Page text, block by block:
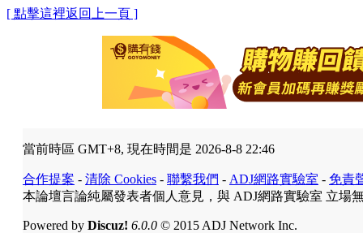
[ 點擊這裡返回上一頁 ]
當前時區 GMT+8, 現在時間是 2026-8-8 22:46
合作提案 - 清除 Cookies - 聯繫我們 - ADJ網路實驗室 - 免責
本論壇言論純屬發表者個人意見，與 ADJ網路實驗室 立場
Powered by Discuz! 6.0.0 © 2015 ADJ Network Inc.